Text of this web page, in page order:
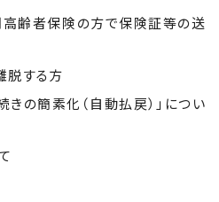
齢者保険の方で保険証等の送
脱する方
の簡素化（自動払戻）」につい